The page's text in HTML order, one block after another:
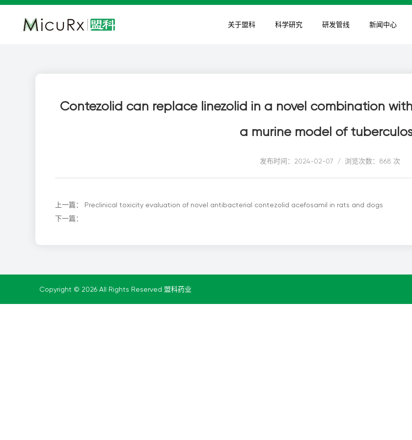
关于盟科 科学研究 研发管线 新闻中心
Contezolid can replace linezolid in a novel combination
a murine model of
发布时间：2024-02-07 / 浏览次数：868 次
上一篇： Preclinical toxicity evaluation of novel antibacterial contezolid acefosamil in rats and dogs
下一篇：
Copyright © 2026 All Rights Reserved 盟科药业